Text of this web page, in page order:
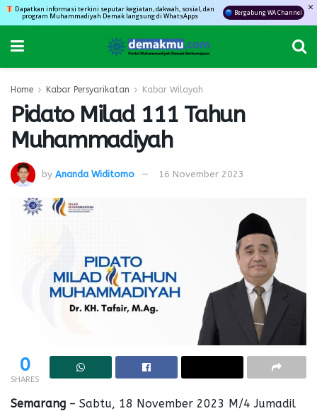
Dapatkan informasi terkini seputar kegiatan, dakwah, sosial, dan
program Muhammadiyah Demak langsung di WhatsApps Bergabung WA Channel
Home Kabar Persyarikatan Kabar Wilayah
Pidato Milad 111 Tahun
Muhammadiyah
by Ananda Widitomo 16 November 2023
0
SHARES
Semarang – Sabtu, 18 November 2023 M/4 Jumadil